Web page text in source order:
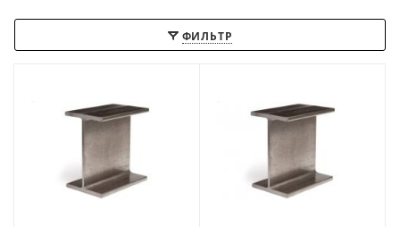
ФИЛЬТР